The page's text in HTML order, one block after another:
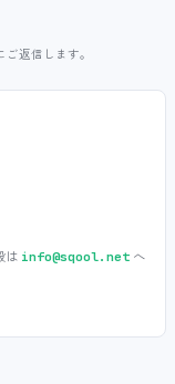
返信します。
は info@sqool.net へ